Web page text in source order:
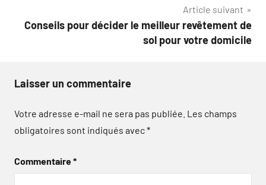
Article suivant
Conseils pour décider le meilleur revêtement de
sol pour votre domicile
Laisser un commentaire
Votre adresse e-mail ne sera pas publiée. Les champs
obligatoires sont indiqués avec*
Commentaire*